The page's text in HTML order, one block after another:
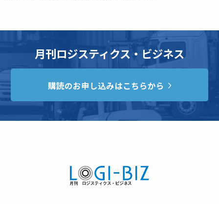
月刊ロジスティクス・ビジネス
購読のお申し込みはこちらから